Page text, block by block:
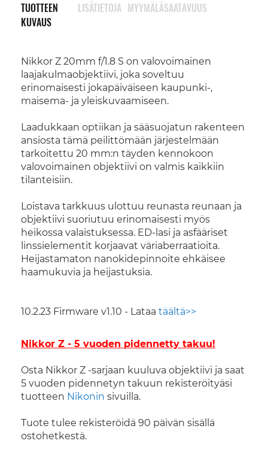
TUOTTEEN
KUVAUS
Nikkor Z 20mm f/1.8 S on valovoimainen
laajakulmaobjektiivi, joka soveltuu
erinomaisesti jokapäiväiseen kaupunki-,
maisema- ja yleiskuvaamiseen.
Laadukkaan optiikan ja sääsuojatun rakenteen
ansiosta tämä peilittömään järjestelmään
tarkoitettu 20 mm:n täyden kennokoon
valovoimainen objektiivi on valmis kaikkiin
tilanteisiin.
Loistava tarkkuus ulottuu reunasta reunaan ja
objektiivi suoriutuu erinomaisesti myös
heikossa valaistuksessa. ED-lasi ja asfääriset
linssielementit korjaavat väriaberraatioita.
Heijastamaton nanokidepinnoite ehkäisee
haamukuvia ja heijastuksia.
10.2.23 Firmware v1.10 - Lataa täältä>>
Nikkor Z - 5 vuoden pidennetty takuu!
Osta Nikkor Z -sarjaan kuuluva objektiivi ja saat
5 vuoden pidennetyn takuun rekisteröityäsi
tuotteen Nikonin sivuilla.
Tuote tulee rekisteröidä 90 päivän sisällä
ostohetkestä.
LISÄTIETOJA MYYMÄLÄSAATAVUUS